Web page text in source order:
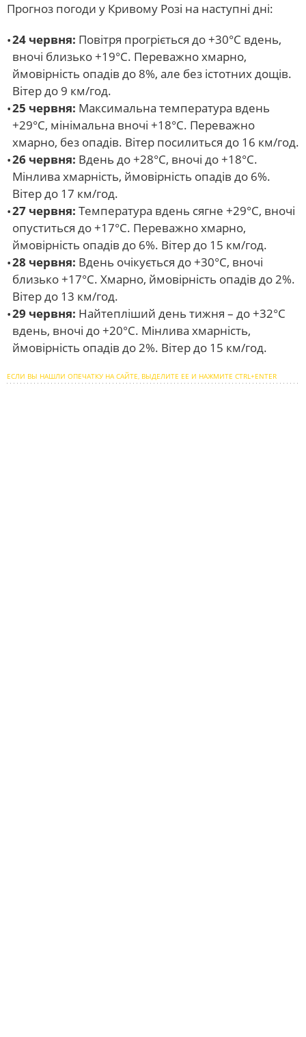
Прогноз погоди у Кривому Розі на наступні дні:
24 червня: Повітря прогріється до +30°С вдень,
вночі близько +19°С. Переважно хмарно,
ймовірність опадів до 8%, але без істотних дощів.
Вітер до 9 км/год.
25 червня: Максимальна температура вдень
+29°С, мінімальна вночі +18°С. Переважно
хмарно, без опадів. Вітер посилиться до 16 км/год.
26 червня: Вдень до +28°С, вночі до +18°С.
Мінлива хмарність, ймовірність опадів до 6%.
Вітер до 17 км/год.
27 червня: Температура вдень сягне +29°С, вночі
опуститься до +17°С. Переважно хмарно,
ймовірність опадів до 6%. Вітер до 15 км/год.
28 червня: Вдень очікується до +30°С, вночі
близько +17°С. Хмарно, ймовірність опадів до 2%.
Вітер до 13 км/год.
29 червня: Найтепліший день тижня – до +32°С
вдень, вночі до +20°С. Мінлива хмарність,
ймовірність опадів до 2%. Вітер до 15 км/год.
ЕСЛИ ВЫ НАШЛИ ОПЕЧАТКУ НА САЙТЕ, ВЫДЕЛИТЕ ЕЕ И НАЖМИТЕ CTRL+ENTER